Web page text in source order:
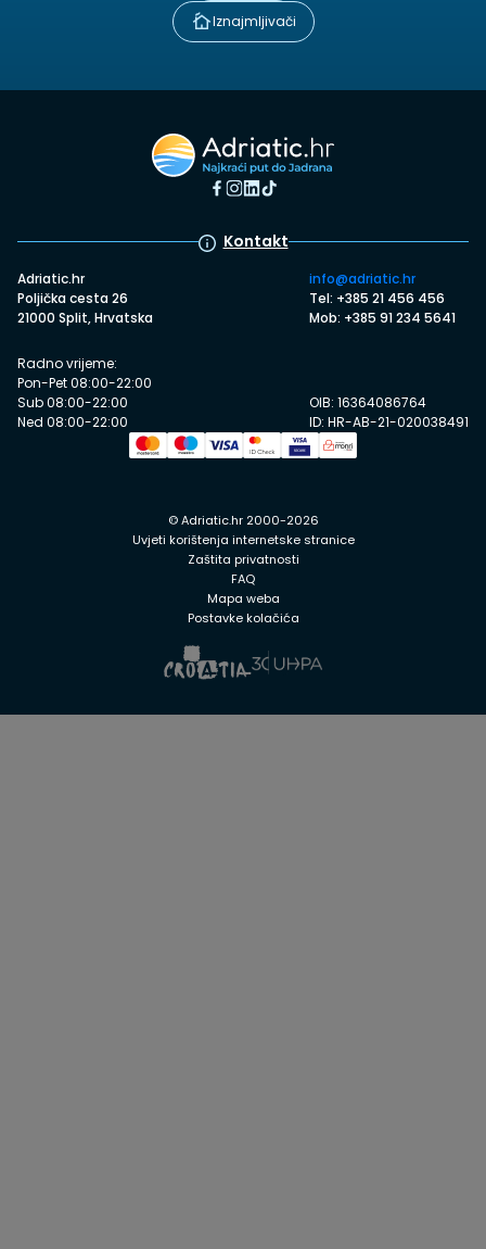
Iznajmljivači
Kontakt
Adriatic.hr
Poljička cesta 26
21000 Split, Hrvatska
info@adriatic.hr
Tel: +385 21 456 456
Mob: +385 91 234 5641
Radno vrijeme:
Pon-Pet 08:00-22:00
Sub 08:00-22:00
Ned 08:00-22:00
OIB: 16364086764
ID: HR-AB-21-020038491
© Adriatic.hr 2000-2026
Uvjeti korištenja internetske stranice
Zaštita privatnosti
FAQ
Mapa weba
Postavke kolačića